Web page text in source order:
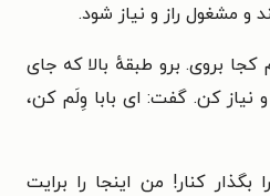
و مشغول راز و نیاز شود.
کجا بروی. برو طبقهٔ بالا که جای
نیاز کن. گفت: ای بابا وِلَم کن،
کنار! من اینجا را برایت